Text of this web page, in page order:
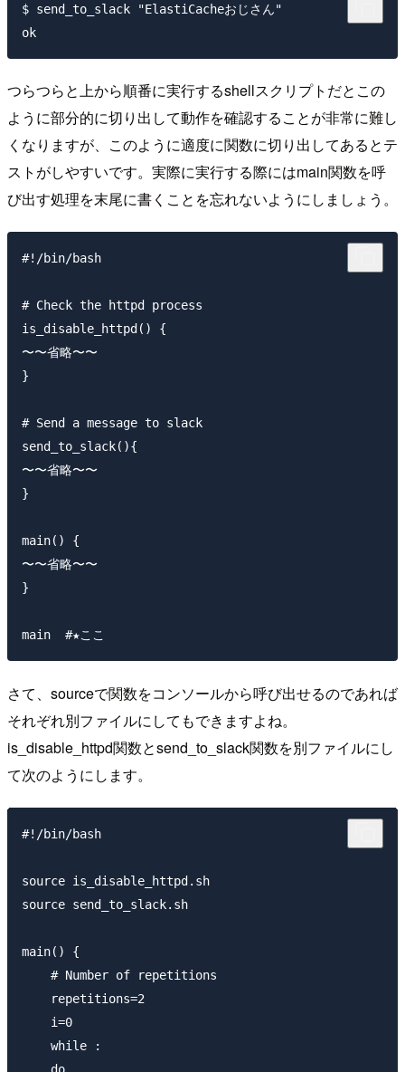
$ send_to_slack "ElastiCacheおじさん"
つらつらと上から順番に実行するshellスクリプトだとこの
ように部分的に切り出して動作を確認することが非常に難し
くなりますが、このように適度に関数に切り出してあるとテ
ストがしやすいです。実際に実行する際にはmain関数を呼
び出す処理を末尾に書くことを忘れないようにしましょう。
#!/bin/bash
# Check the httpd process
is_disable_httpd() {
〜〜省略〜〜
}
# Send a message to slack
send_to_slack(){
〜〜省略〜〜
}
main() {
〜〜省略〜〜
}
さて、sourceで関数をコンソールから呼び出せるのであれば
それぞれ別ファイルにしてもできますよね。
is_disable_httpd関数とsend_to_slack関数を別ファイルにし
て次のようにします。
#!/bin/bash
source is_disable_httpd.sh
source send_to_slack.sh
main() {
    # Number of repetitions
    repetitions=2
    i=0
    while :
    do